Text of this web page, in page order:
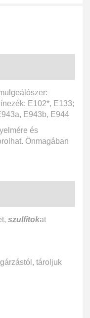
E102*, E133;
E943b, E944
és
Önmagában
szulfitokat
tároljuk